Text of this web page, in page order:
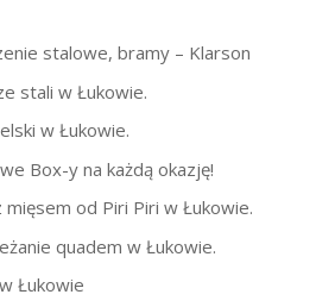
stalowe, bramy – Klarson
stali w Łukowie.
w Łukowie.
Box-y na każdą okazję!
mięsem od Piri Piri w Łukowie.
quadem w Łukowie.
Łukowie